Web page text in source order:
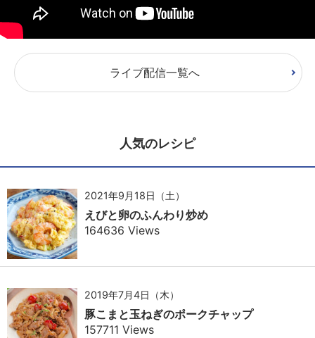
ライブ配信一覧へ
人気のレシピ
2021年9月18日（土）
えびと卵のふんわり炒め
164636 Views
2019年7月4日（木）
豚こまと玉ねぎのポークチャップ
157711 Views